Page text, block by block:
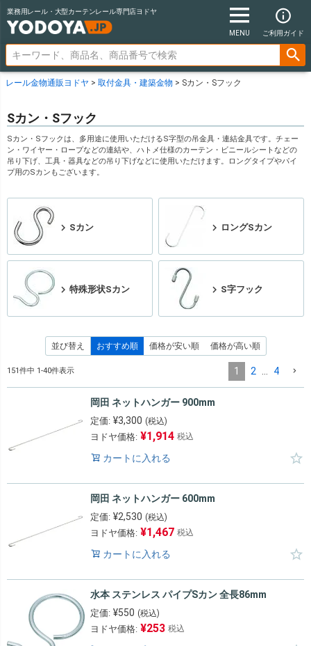
業務用レール・大型カーテンレール専門店ヨドヤ
MENU ご利用ガイド
レール金物通販ヨドヤ 取付金具・建築金物 Sカン・Sフック
Sカン・Sフック
Sカン・Sフックは、多用途に使用いただけるS字型の吊金具・連結金具です。チェー
ン・ワイヤー・ロープなどの連結や、ハトメ仕様のカーテン・ビニールシートなどの
吊り下げ、工具・器具などの吊り下げなどに使用いただけます。ロングタイプやパイ
プ用のSカンもございます。
Sカン ロングSカン
特殊形状Sカン S字フック
並び替え おすすめ順 価格が安い順 価格が高い順
151件中 1-40件表示 1 2 4
岡田 ネットハンガー 900mm
定価: ¥3,300 (税込)
ヨドヤ価格: ¥1,914 税込
カートに入れる
岡田 ネットハンガー 600mm
定価: ¥2,530 (税込)
ヨドヤ価格: ¥1,467 税込
カートに入れる
水本 ステンレス パイプSカン 全長86mm
定価: ¥550 (税込)
ヨドヤ価格: ¥253 税込